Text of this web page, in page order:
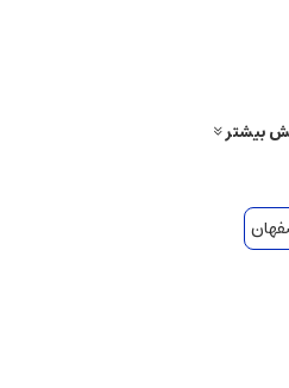
منتقل می کند. این نت ها حس
را در اولین تماس برمی انگیزد.
بیشتر